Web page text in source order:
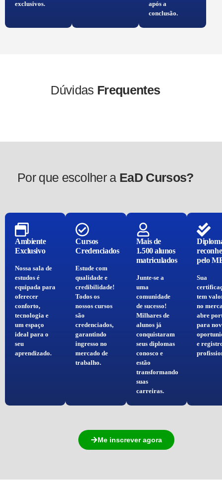
exclusivos.
após a
conclusão.
Dúvidas Frequentes
Por que escolher a EaD Cursos?
Ambiente
Exclusivo
Nossa sala de
estudos é
equipada para
oferecer
conforto,
tecnologia e
um espaço
ideal para o
seu
aprendizado.
Cursos
Credenciados
Estude com
qualidade e
credibilidade!
Todos os
nossos cursos
são
credenciados,
garantindo
ingresso no
mercado de
trabalho.
Mais de
1.500 alunos
matriculados
Junte-se a
uma
comunidade
de sucesso!
Milhares de
alunos já
conquistaram
seus diplomas
conosco e
estão
transformando
suas
carreiras.
pelo
Sua
tem
no
abre
para
e
Me inscrever agora